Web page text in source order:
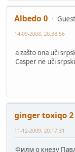
Albedo 0
Guest
14-09-2008, 20:38:56
a zašto ona uči
Casper ne uči
ginger toxiqo
11-12-2009, 20:17:31
Филм о кнезу